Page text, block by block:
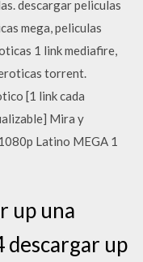
descargar peliculas
mega, peliculas
1 link mediafire,
torrent.
[1 link cada
Mira y
Latino MEGA 1
up una
descargar up